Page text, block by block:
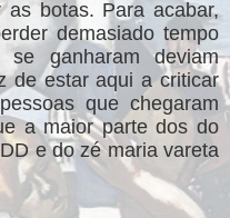
botas. Para acabar,
demasiado tempo
se ganharam deviam
de estar aqui a criticar
que chegaram
a maior parte dos do
e do zé maria vareta